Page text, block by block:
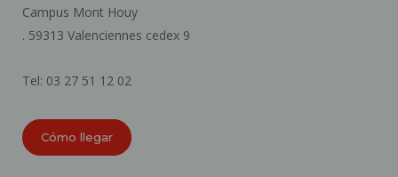
Campus Mont Houy
. 59313 Valenciennes cedex 9
Tel: 03 27 51 12 02
Cómo llegar